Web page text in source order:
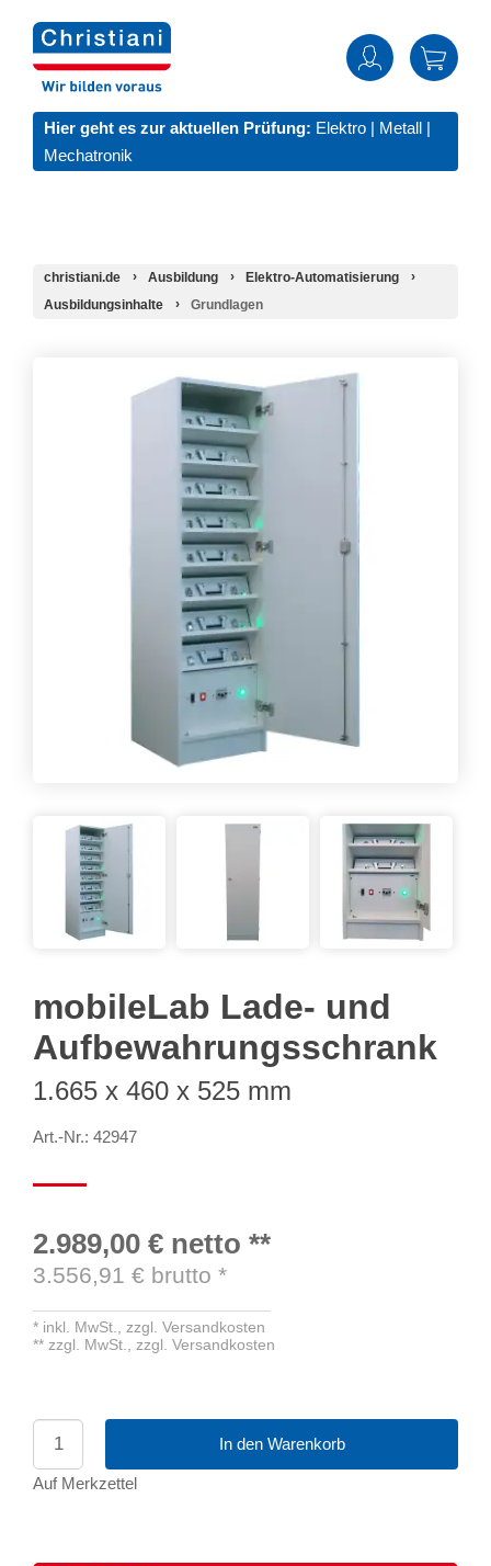
Hier geht es zur aktuellen Prüfung: Elektro | Metall |
Mechatronik
christiani.de Ausbildung
Elektro-Automatisierung
Ausbildungsinhalte
Grundlagen
mobileLab Lade- und
Aufbewahrungsschrank
1.665 x 460 x 525 mm
Art.-Nr.: 42947
2.989,00 € netto **
3.556,91 € brutto *
* inkl. MwSt., zzgl. Versandkosten
** zzgl. MwSt., zzgl. Versandkosten
In den Warenkorb
Auf Merkzettel